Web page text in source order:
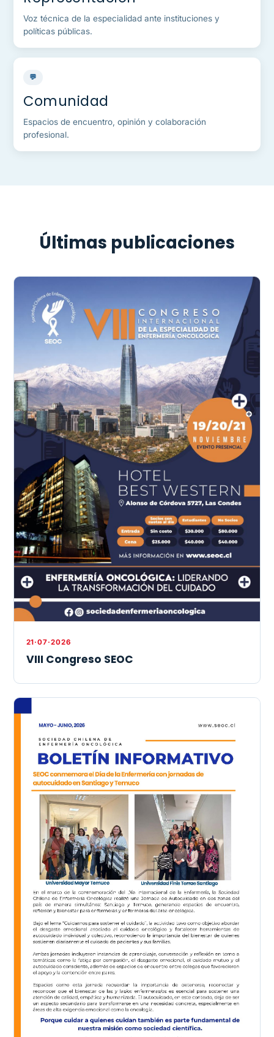
Voz técnica de la especialidad ante instituciones y
políticas públicas.
💬
Comunidad
Espacios de encuentro, opinión y colaboración
profesional.
Últimas publicaciones
21·07·2026
VIII Congreso SEOC